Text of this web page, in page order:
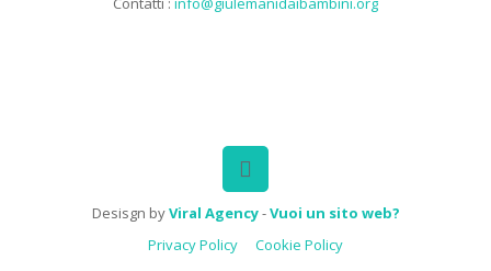
Desisgn byViral Agency-Vuoi un sito web?
Privacy Policy
Cookie Policy